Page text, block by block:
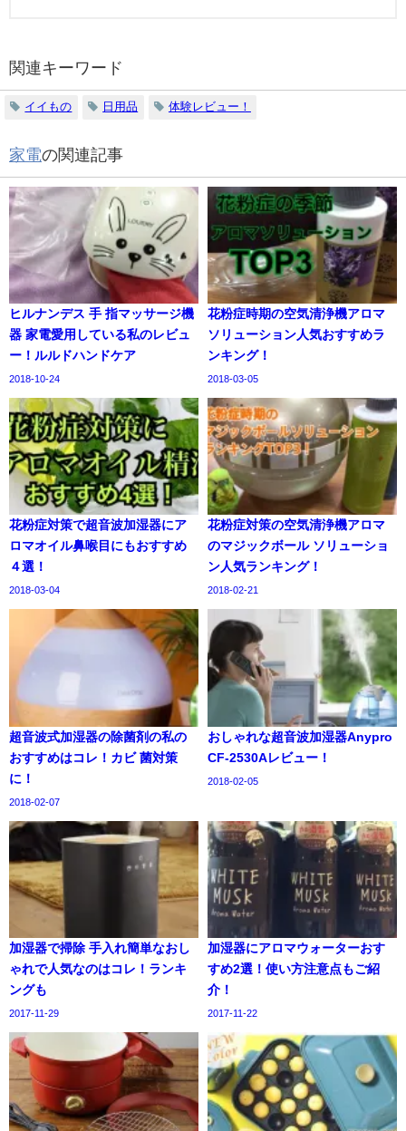
関連キーワード
イイもの 日用品 体験レビュー！
家電の関連記事
ヒルナンデス 手 指マッサージ機
器 家電愛用している私のレビュ
ー！ルルドハンドケア
2018-10-24
花粉症時期の空気清浄機アロマ
ソリューション人気おすすめラ
ンキング！
2018-03-05
花粉症対策で超音波加湿器にア
ロマオイル鼻喉目にもおすすめ
４選！
2018-03-04
花粉症対策の空気清浄機アロマ
のマジックボール ソリューショ
ン人気ランキング！
2018-02-21
超音波式加湿器の除菌剤の私の
おすすめはコレ！カビ 菌対策
に！
2018-02-07
おしゃれな超音波加湿器Anypro
CF-2530Aレビュー！
2018-02-05
加湿器で掃除 手入れ簡単なおし
ゃれで人気なのはコレ！ランキ
ングも
2017-11-29
加湿器にアロマウォーターおす
すめ2選！使い方注意点もご紹
介！
2017-11-22